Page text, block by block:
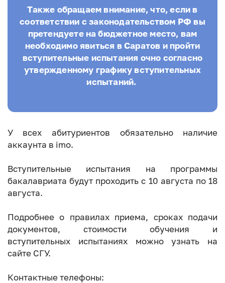
Также обращаем внимание, что, если в
соответствии с законодательством РФ вы
претендуете на бюджетное место, вам
необходимо явиться в Саратов и пройти
вступительные испытания очно согласно
утвержденному графику вступительных
испытаний.
У всех абитуриентов обязательно наличие
аккаунта в imo.
Вступительные испытания на программы
бакалавриата будут проходить с 10 августа по 18
августа.
Подробнее о правилах приема, сроках подачи
документов, стоимости обучения и
вступительных испытаниях можно узнать на
сайте СГУ.
Контактные телефоны: